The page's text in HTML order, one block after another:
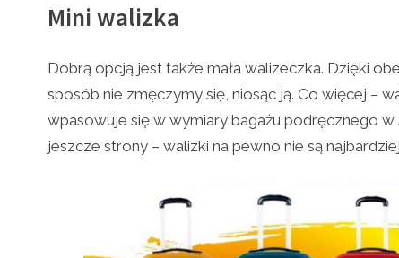
Mini walizka
Dobrą opcją jest także mała walizeczka. Dzięki
sposób nie zmęczymy się, niosąc ją. Co więcej –
wpasowuje się w wymiary bagażu podręcznego w
jeszcze strony – walizki na pewno nie są